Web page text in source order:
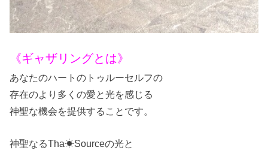
《ギャザリングとは》
あなたのハートのトゥルーセルフの
存在のより多くの愛と光を感じる
神聖な機会を提供することです。
神聖なるTha☀Sourceの光と